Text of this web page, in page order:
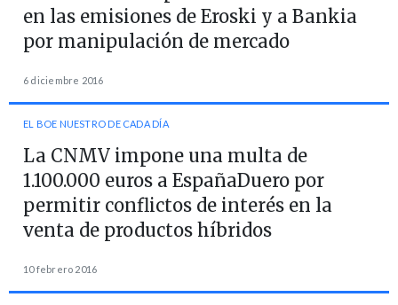
en las emisiones de Eroski y a Bankia
por manipulación de mercado
6 diciembre 2016
EL BOE NUESTRO DE CADA DÍA
La CNMV impone una multa de
1.100.000 euros a EspañaDuero por
permitir conflictos de interés en la
venta de productos híbridos
10 febrero 2016